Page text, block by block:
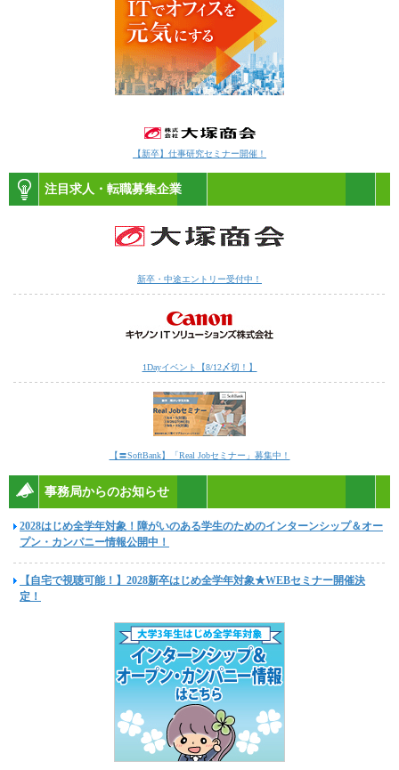
【新卒】仕事研究セミナー開催！
注目求人・転職募集企業
新卒・中途エントリー受付中！
1Dayイベント【8/12〆切！】
【〓SoftBank】「Real Jobセミナー」募集中！
事務局からのお知らせ
2028はじめ全学年対象！障がいのある学生のためのインターンシップ＆オー
プン・カンパニー情報公開中！
【自宅で視聴可能！】2028新卒はじめ全学年対象★WEBセミナー開催決
定！